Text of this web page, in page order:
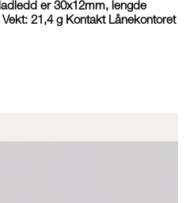
er 30x12mm, lengde
21,4 g Kontakt Lånekontoret